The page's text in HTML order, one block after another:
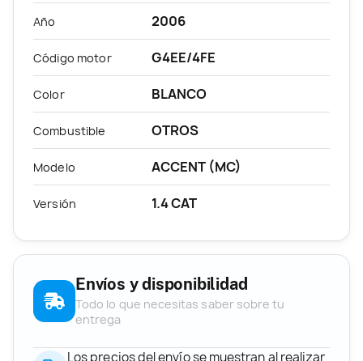
Año 2006
Código motor G4EE/4FE
Color BLANCO
Combustible OTROS
Modelo ACCENT (MC)
Versión 1.4 CAT
Envíos y disponibilidad
Todo lo que necesitas saber sobre tu
entrega
Los precios del envío se muestran al realizar